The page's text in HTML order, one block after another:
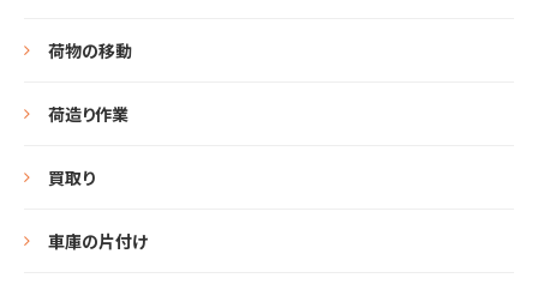
荷物の移動
荷造り作業
買取り
車庫の片付け